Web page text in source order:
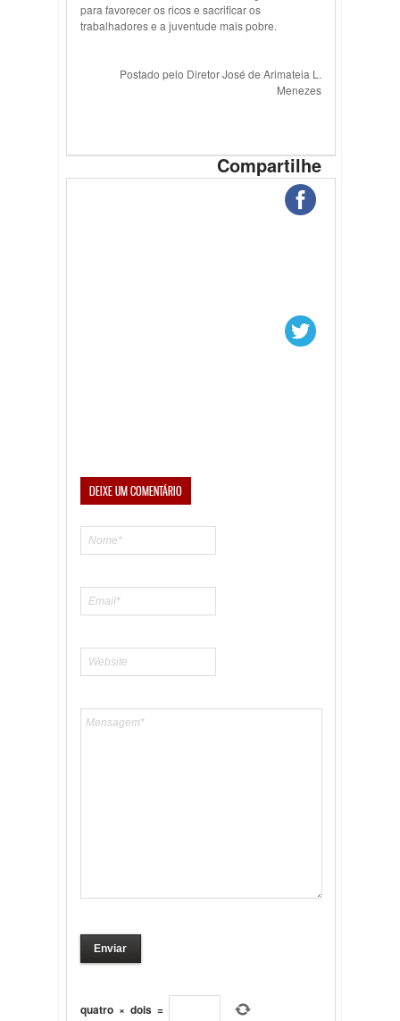
para favorecer os ricos e sacrificar os
trabalhadores e a juventude mais pobre.
Postado pelo Diretor José de Arimateia L.
Menezes
Compartilhe
DEIXE UM COMENTÁRIO
quatro × dois =